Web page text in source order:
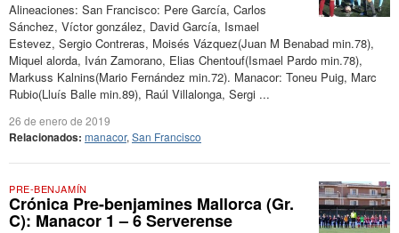
Alineaciones: San Francisco: Pere García, Carlos
Sánchez, Víctor gonzález, David García, Ismael
Estevez, Sergio Contreras, Moisés Vázquez(Juan M Benabad min.78),
Miquel alorda, Iván Zamorano, Elias Chentouf(Ismael Pardo min.78),
Markuss Kalnins(Mario Fernández min.72). Manacor: Toneu Puig, Marc
Rubio(Lluís Balle min.89), Raúl Villalonga, Sergi ...
26 de enero de 2019
Relacionados: manacor, San Francisco
PRE-BENJAMÍN
Crónica Pre-benjamines Mallorca (Gr.
C): Manacor 1 – 6 Serverense